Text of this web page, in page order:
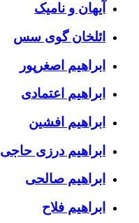
آیهان و نامیک
ائلخان گوی سس
ابراهیم اصغرپور
ابراهیم اعتمادی
ابراهیم افشین
ابراهیم درزی حاجی
ابراهیم صالحی
ابراهیم فلاح